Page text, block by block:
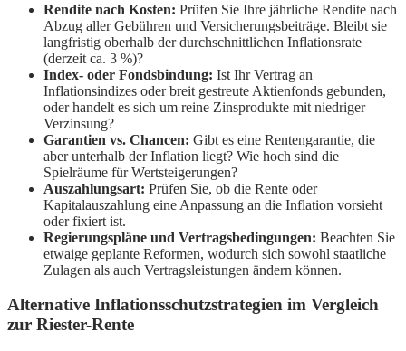
Rendite nach Kosten: Prüfen Sie Ihre jährliche Rendite nach
Abzug aller Gebühren und Versicherungsbeiträge. Bleibt sie
langfristig oberhalb der durchschnittlichen Inflationsrate
(derzeit ca. 3 %)?
Index- oder Fondsbindung: Ist Ihr Vertrag an
Inflationsindizes oder breit gestreute Aktienfonds gebunden,
oder handelt es sich um reine Zinsprodukte mit niedriger
Verzinsung?
Garantien vs. Chancen: Gibt es eine Rentengarantie, die
aber unterhalb der Inflation liegt? Wie hoch sind die
Spielräume für Wertsteigerungen?
Auszahlungsart: Prüfen Sie, ob die Rente oder
Kapitalauszahlung eine Anpassung an die Inflation vorsieht
oder fixiert ist.
Regierungspläne und Vertragsbedingungen: Beachten Sie
etwaige geplante Reformen, wodurch sich sowohl staatliche
Zulagen als auch Vertragsleistungen ändern können.
Alternative Inflationsschutzstrategien im Vergleich
zur Riester-Rente